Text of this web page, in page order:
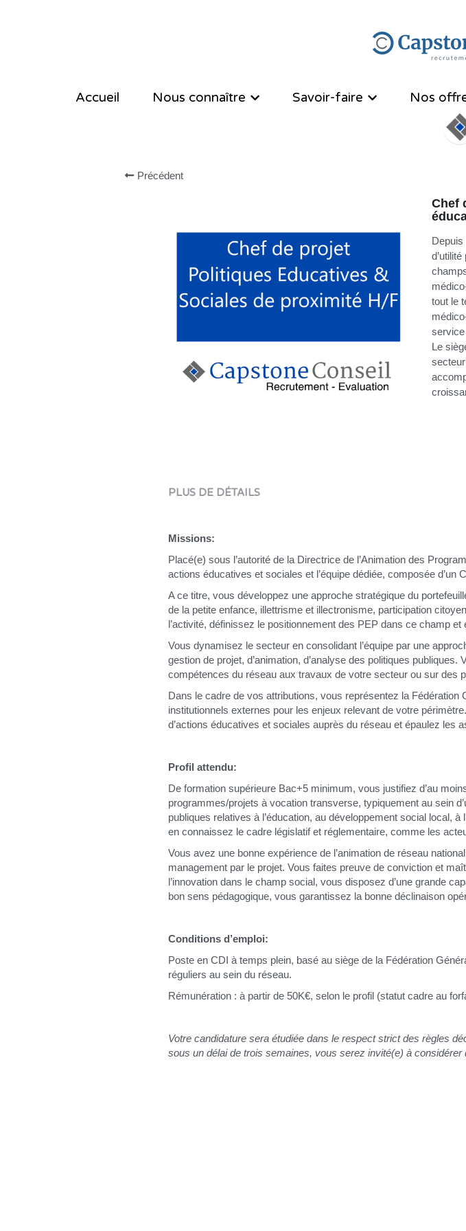
Accueil Nous connaître Savoir-faire Nos
Accueil Nous connaître Savoir-faire Nos
Précédent
Chef
Depuis
tout le
service
Le
PLUS DE DÉTAILS
Missions:
Placé(e) sous l’autorité de la Directrice de l’Animation des
actions éducatives et sociales et l’équipe dédiée, composée d’un
A ce titre, vous développez une approche stratégique du
de la petite enfance, illettrisme et illectronisme, participation
l’activité, définissez le positionnement des PEP dans ce champ
Vous dynamisez le secteur en consolidant l’équipe par une
gestion de projet, d’animation, d’analyse des politiques
compétences du réseau aux travaux de votre secteur ou sur des
Dans le cadre de vos attributions, vous représentez la
institutionnels externes pour les enjeux relevant de votre
d’actions éducatives et sociales auprès du réseau et épaulez les
Profil attendu:
De formation supérieure Bac+5 minimum, vous justifiez d’au
programmes/projets à vocation transverse, typiquement au sein
publiques relatives à l’éducation, au développement social local,
en connaissez le cadre législatif et réglementaire, comme les
Vous avez une bonne expérience de l’animation de réseau
management par le projet. Vous faites preuve de conviction et
l’innovation dans le champ social, vous disposez d’une grande
bon sens pédagogique, vous garantissez la bonne déclinaison
Conditions d’emploi:
Poste en CDI à temps plein, basé au siège de la Fédération
réguliers au sein du réseau.
Rémunération : à partir de 50K€, selon le profil (statut cadre au
Votre candidature sera étudiée dans le respect strict des règles
sous un délai de trois semaines, vous serez invité(e) à